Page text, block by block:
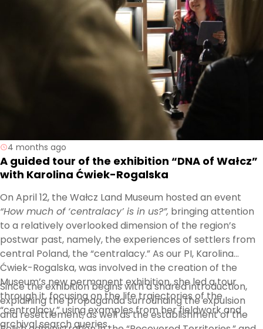
4 months ago
A guided tour of the exhibition “DNA of Wałcz”
with Karolina Ćwiek-Rogalska
On April 12, the Wałcz Land Museum hosted an event
“How much of ‘centralacy’ is in us?”, bringing attention
to a relatively overlooked dimension of the region’s
postwar past, namely, the experiences of settlers from
central Poland, the “centralacy.” As our PI, Karolina
Ćwiek-Rogalska, was involved in the creation of the
Museum’s new permanent exhibition, she led a tour
through it, focusing on the life trajectories of the
“centralacy,” using examples from her fieldwork and
archival search queries.
Since the exhibition begins with a shared introduction,
explaining the propaganda surrounding the expulsion
and resettlement, as well as the establishment of the